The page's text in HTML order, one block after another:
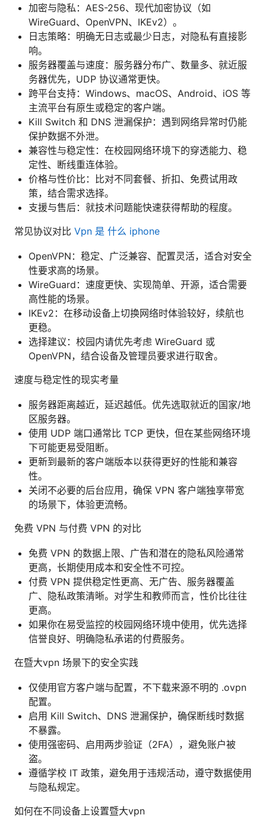
加密与隐私：AES-256、现代加密协议（如
WireGuard、OpenVPN、IKEv2）。
日志策略：明确无日志或最少日志，对隐私有直接影
响。
服务器覆盖与速度：服务器分布广、数量多、就近服
务器优先，UDP 协议通常更快。
跨平台支持：Windows、macOS、Android、iOS 等
主流平台有原生或稳定的客户端。
Kill Switch 和 DNS 泄漏保护：遇到网络异常时仍能
保护数据不外泄。
兼容性与稳定性：在校园网络环境下的穿透能力、稳
定性、断线重连体验。
价格与性价比：比对不同套餐、折扣、免费试用政
策，结合需求选择。
支援与售后：就技术问题能快速获得帮助的程度。
常见协议对比 Vpn 是 什么 iphone
OpenVPN：稳定、广泛兼容、配置灵活，适合对安全
性要求高的场景。
WireGuard：速度更快、实现简单、开源，适合需要
高性能的场景。
IKEv2：在移动设备上切换网络时体验较好，续航也
更稳。
选择建议：校园内请优先考虑 WireGuard 或
OpenVPN，结合设备及管理员要求进行取舍。
速度与稳定性的现实考量
服务器距离越近，延迟越低。优先选取就近的国家/地
区服务器。
使用 UDP 端口通常比 TCP 更快，但在某些网络环境
下可能更易受阻断。
更新到最新的客户端版本以获得更好的性能和兼容
性。
关闭不必要的后台应用，确保 VPN 客户端独享带宽
的场景下，体验更流畅。
免费 VPN 与付费 VPN 的对比
免费 VPN 的数据上限、广告和潜在的隐私风险通常
更高，长期使用成本和安全性不可控。
付费 VPN 提供稳定性更高、无广告、服务器覆盖
广、隐私政策清晰。对学生和教师而言，性价比往往
更高。
如果你在易受监控的校园网络环境中使用，优先选择
信誉良好、明确隐私承诺的付费服务。
在暨大vpn 场景下的安全实践
仅使用官方客户端与配置，不下载来源不明的 .ovpn
配置。
启用 Kill Switch、DNS 泄漏保护，确保断线时数据
不暴露。
使用强密码、启用两步验证（2FA），避免账户被
盗。
遵循学校 IT 政策，避免用于违规活动，遵守数据使用
与隐私规定。
如何在不同设备上设置暨大vpn